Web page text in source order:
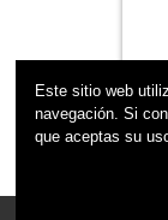
Este sitio web
navegación. Si
que aceptas su